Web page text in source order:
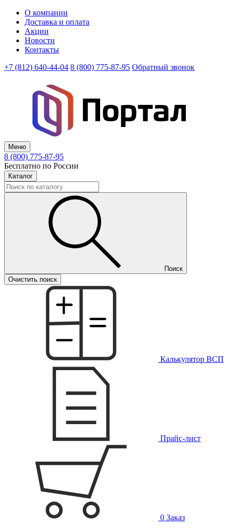
О компании
Доставка и оплата
Акции
Новости
Контакты
+7 (812) 640-44-04 8 (800) 775-87-95 Обратный звонок
Меню
8 (800) 775-87-95
Бесплатно по России
Каталог
Поиск
Очистить поиск
Калькулятор ВСП
Прайс-лист
0 Заказ